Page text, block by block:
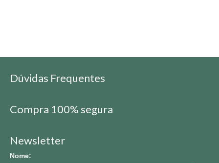
Dúvidas Frequentes
Compra 100% segura
Newsletter
Nome: